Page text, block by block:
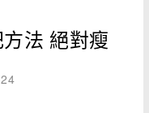
法 絕對瘦